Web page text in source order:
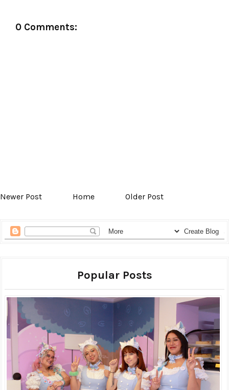
0 Comments:
Newer Post Home Older Post
Popular Posts